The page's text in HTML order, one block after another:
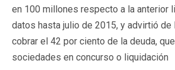
en 100 millones respecto a la anterior
datos hasta julio de 2015, y advirtió de
cobrar el 42 por ciento de la deuda,
sociedades en concurso o liquidación